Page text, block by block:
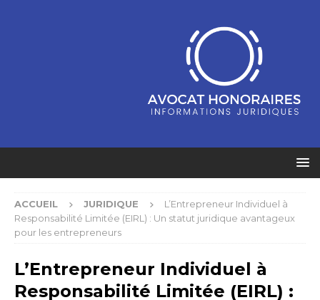
ACCUEIL JURIDIQUE
L’Entrepreneur Individuel à
Responsabilité Limitée (EIRL) : Un statut juridique avantageux
pour les entrepreneurs
L’Entrepreneur Individuel à
Responsabilité Limitée (EIRL) :